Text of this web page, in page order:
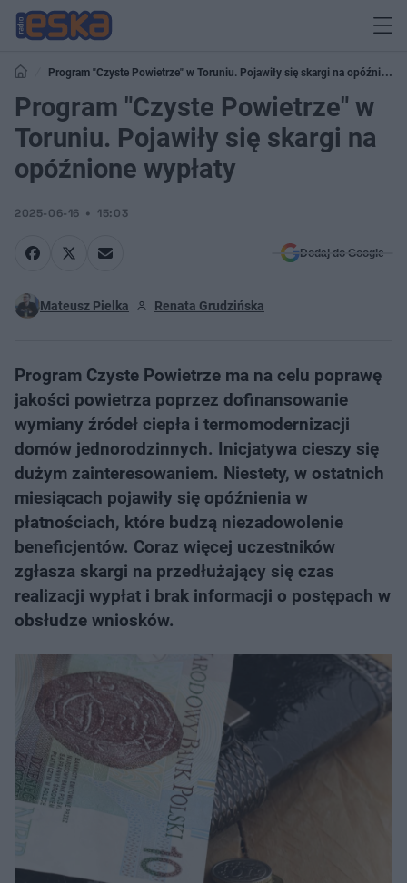
Program "Czyste Powietrze" w Toruniu. Pojawiły się skargi na opóźnione
wypłaty
Program "Czyste Powietrze" w
Toruniu. Pojawiły się skargi na
opóźnione wypłaty
2025-06-16 15:03
Dodaj do Google
Mateusz Pielka Renata Grudzińska
Program Czyste Powietrze ma na celu poprawę
jakości powietrza poprzez dofinansowanie
wymiany źródeł ciepła i termomodernizacji
domów jednorodzinnych. Inicjatywa cieszy się
dużym zainteresowaniem. Niestety, w ostatnich
miesiącach pojawiły się opóźnienia w
płatnościach, które budzą niezadowolenie
beneficjentów. Coraz więcej uczestników
zgłasza skargi na przedłużający się czas
realizacji wypłat i brak informacji o postępach w
obsłudze wniosków.